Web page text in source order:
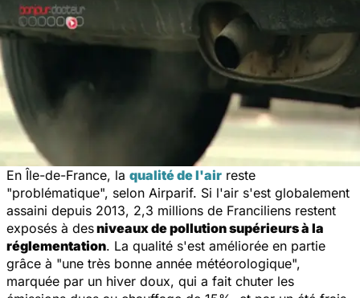
En Île-de-France, la qualité de l'air reste
"problématique", selon Airparif. Si l'air s'est globalement
assaini depuis 2013, 2,3 millions de Franciliens restent
exposés à desniveaux de pollution supérieurs à la
réglementation. La qualité s'est améliorée en partie
grâce à "une très bonne année météorologique",
marquée par un hiver doux, qui a fait chuter les